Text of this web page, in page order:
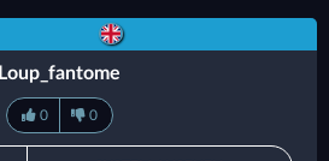
Loup_fantome
0 0